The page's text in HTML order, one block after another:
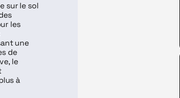
sur le sol
les
une
de
le
à